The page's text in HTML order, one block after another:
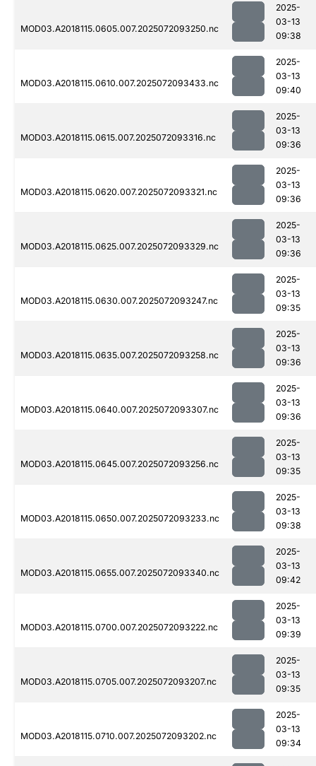
MOD03.A2018115.0605.007.2025072093250.nc
2025-
03-13
09:38
MOD03.A2018115.0610.007.2025072093433.nc
2025-
03-13
09:40
MOD03.A2018115.0615.007.2025072093316.nc
2025-
03-13
09:36
MOD03.A2018115.0620.007.2025072093321.nc
2025-
03-13
09:36
MOD03.A2018115.0625.007.2025072093329.nc
2025-
03-13
09:36
MOD03.A2018115.0630.007.2025072093247.nc
2025-
03-13
09:35
MOD03.A2018115.0635.007.2025072093258.nc
2025-
03-13
09:36
MOD03.A2018115.0640.007.2025072093307.nc
2025-
03-13
09:36
MOD03.A2018115.0645.007.2025072093256.nc
2025-
03-13
09:35
MOD03.A2018115.0650.007.2025072093233.nc
2025-
03-13
09:38
MOD03.A2018115.0655.007.2025072093340.nc
2025-
03-13
09:42
MOD03.A2018115.0700.007.2025072093222.nc
2025-
03-13
09:39
MOD03.A2018115.0705.007.2025072093207.nc
2025-
03-13
09:35
MOD03.A2018115.0710.007.2025072093202.nc
2025-
03-13
09:34